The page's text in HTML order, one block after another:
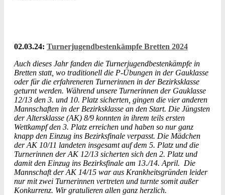
02.03.24: Turnerjugendbestenkämpfe Bretten 2024
Auch dieses Jahr fanden die Turnerjugendbestenkämpfe in
Bretten statt, wo traditionell die P-Übungen in der Gauklasse
oder für die erfahreneren Turnerinnen in der Bezirksklasse
geturnt werden. Während unsere Turnerinnen der Gauklasse
12/13 den 3. und 10. Platz sicherten, gingen die vier anderen
Mannschaften in der Bezirksklasse an den Start. Die Jüngsten
der Altersklasse (AK) 8/9 konnten in ihrem teils ersten
Wettkampf den 3. Platz erreichen und haben so nur ganz
knapp den Einzug ins Bezirksfinale verpasst. Die Mädchen
der AK 10/11 landeten insgesamt auf dem 5. Platz und die
Turnerinnen der AK 12/13 sicherten sich den 2. Platz und
damit den Einzug ins Bezirksfinale am 13./14. April. Die
Mannschaft der AK 14/15 war aus Krankheitsgründen leider
nur mit zwei Turnerinnen vertreten und turnte somit außer
Konkurrenz. Wir gratulieren allen ganz herzlich.